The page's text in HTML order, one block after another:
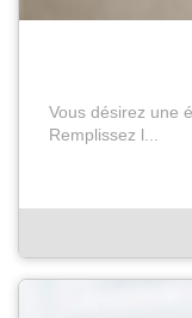
Vous désirez une
Remplissez l...